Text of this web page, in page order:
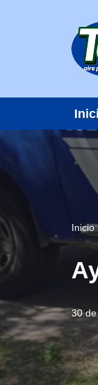
Inicio
30